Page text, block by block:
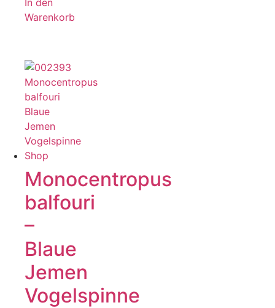
Warenkorb
Monocentropus
balfouri
–
Blaue
Jemen
Vogelspinne